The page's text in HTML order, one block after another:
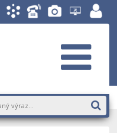
Akademický
TelefónnyFotogaléria
Helpdesk
EUBAportál